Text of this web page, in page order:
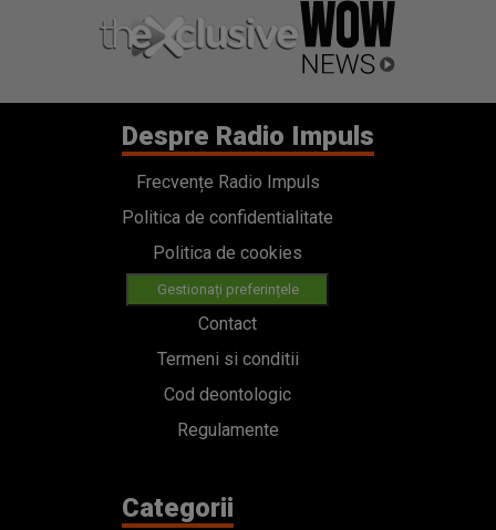
Despre Radio Impuls
Frecvențe Radio Impuls
Politica de confidentialitate
Politica de cookies
Gestionați preferințele
Contact
Termeni si conditii
Cod deontologic
Regulamente
Categorii